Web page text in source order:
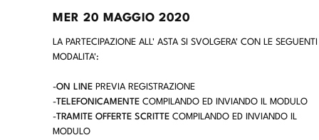
MER 20 MAGGIO 2020
LA PARTECIPAZIONE ALL' ASTA SI SVOLGERA' CON LE SEGUENTI
MODALITA':
-ON LINE PREVIA REGISTRAZIONE
-TELEFONICAMENTE COMPILANDO ED INVIANDO IL MODULO
-TRAMITE OFFERTE SCRITTE COMPILANDO ED INVIANDO IL
MODULO